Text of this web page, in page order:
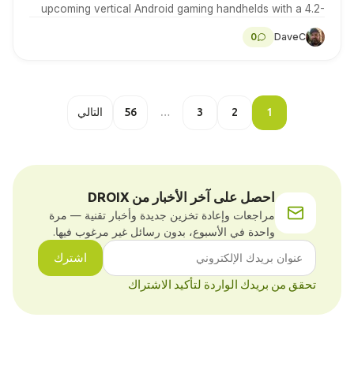
upcoming vertical Android gaming handhelds with a 4.2-
inch 4:3 IPS touchscreen. Here is…
DaveC
0
1
2
3
…
56 التالي
احصل على آخر الأخبار من DROIX
مراجعات وإعادة تخزين جديدة وأخبار تقنية — مرة
واحدة في الأسبوع، بدون رسائل غير مرغوب فيها.
اشترك
تحقق من بريدك الواردة لتأكيد الاشتراك